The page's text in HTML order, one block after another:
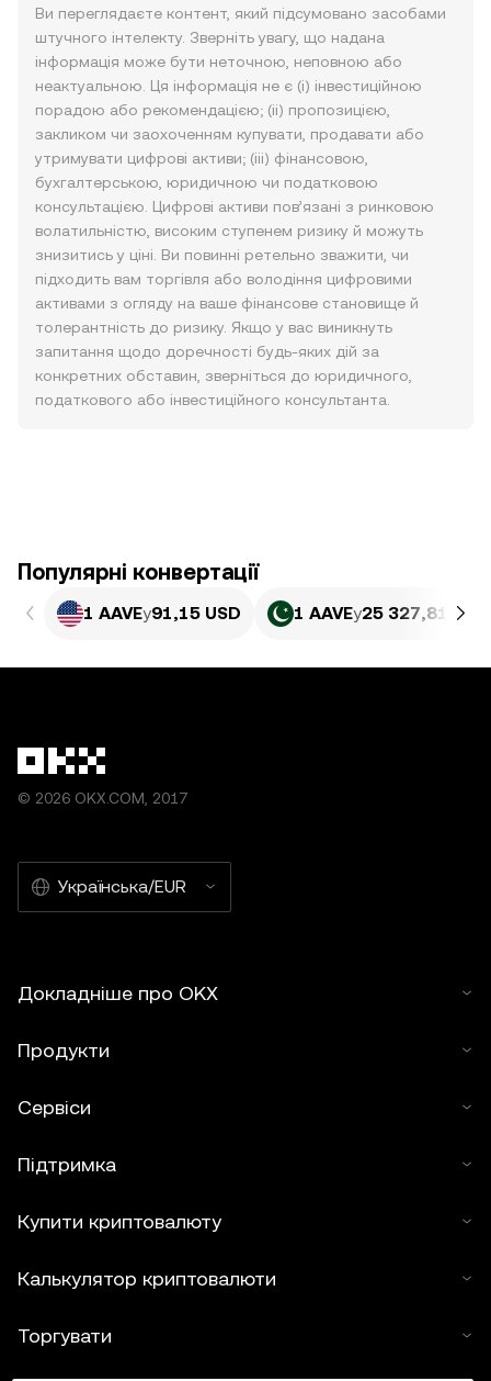
Ви переглядаєте контент, який підсумовано засобами
штучного інтелекту. Зверніть увагу, що надана
інформація може бути неточною, неповною або
неактуальною. Ця інформація не є (i) інвестиційною
порадою або рекомендацією; (ii) пропозицією,
закликом чи заохоченням купувати, продавати або
утримувати цифрові активи; (iii) фінансовою,
бухгалтерською, юридичною чи податковою
консультацією. Цифрові активи пов’язані з ринковою
волатильністю, високим ступенем ризику й можуть
знизитись у ціні. Ви повинні ретельно зважити, чи
підходить вам торгівля або володіння цифровими
активами з огляду на ваше фінансове становище й
толерантність до ризику. Якщо у вас виникнуть
запитання щодо доречності будь-яких дій за
конкретних обставин, зверніться до юридичного,
податкового або інвестиційного консультанта.
Популярні конвертації
1 AAVEу91,15 USD 1 AAVEу25 327,81 PKR
© 2026 OKX.COM, 2017
Українська/EUR
Докладніше про OKX
Продукти
Сервіси
Підтримка
Купити криптовалюту
Калькулятор криптовалюти
Торгувати